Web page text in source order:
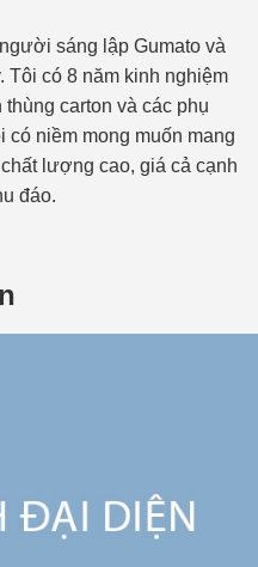
sáng lập Gumato và
Tôi có 8 năm kinh nghiệm
carton và các phụ
có niềm mong muốn mang
lượng cao, giá cả cạnh
đáo.